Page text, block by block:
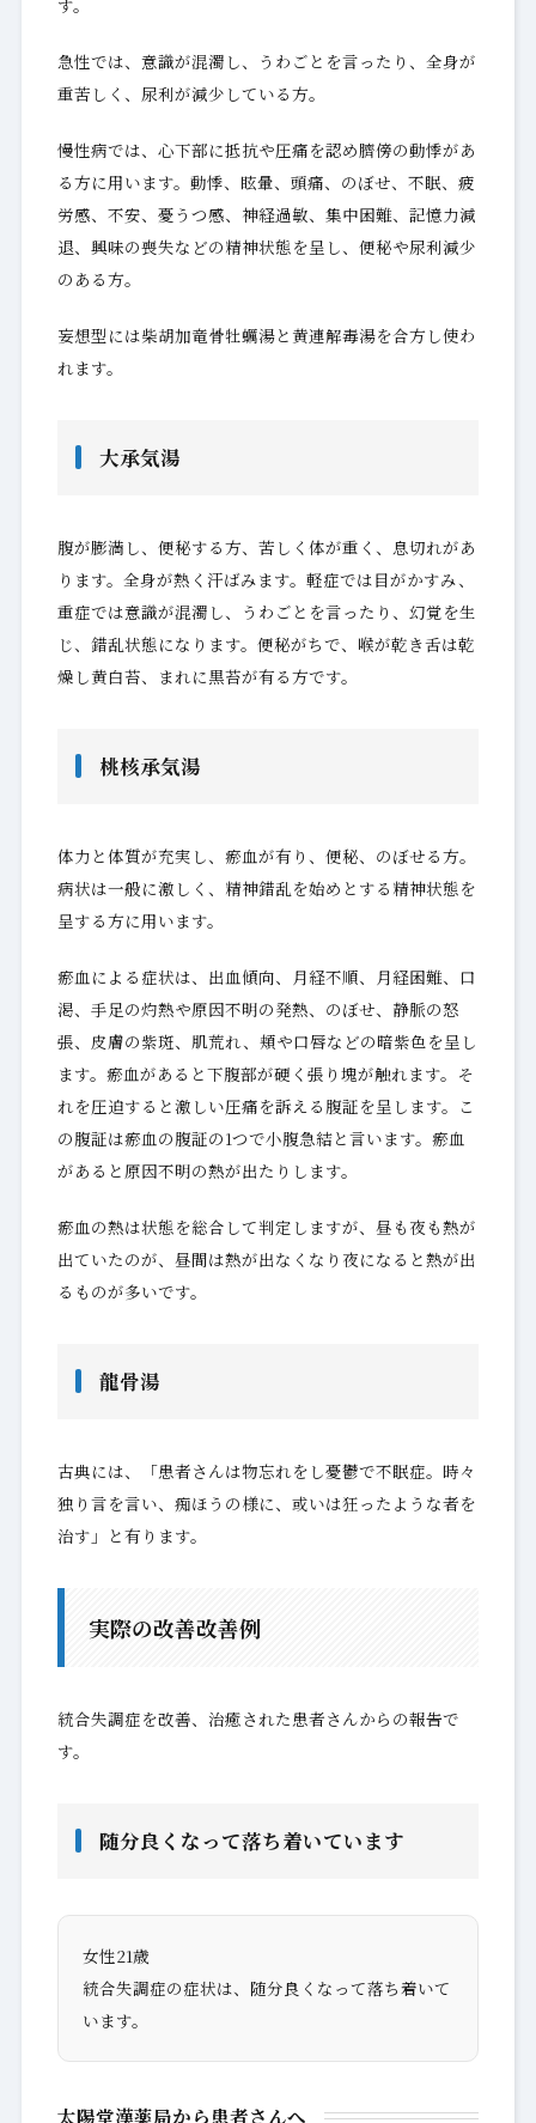
急性では、意識が混濁し、うわごとを言ったり、全身が
重苦しく、尿利が減少している方。
慢性病では、心下部に抵抗や圧痛を認め臍傍の動悸があ
る方に用います。動悸、眩暈、頭痛、のぼせ、不眠、疲
労感、不安、憂うつ感、神経過敏、集中困難、記憶力減
退、興味の喪失などの精神状態を呈し、便秘や尿利減少
のある方。
妄想型には柴胡加竜骨牡蠣湯と黄連解毒湯を合方し使わ
れます。
大承気湯
腹が膨満し、便秘する方、苦しく体が重く、息切れがあ
ります。全身が熱く汗ばみます。軽症では目がかすみ、
重症では意識が混濁し、うわごとを言ったり、幻覚を生
じ、錯乱状態になります。便秘がちで、喉が乾き舌は乾
燥し黄白苔、まれに黒苔が有る方です。
桃核承気湯
体力と体質が充実し、瘀血が有り、便秘、のぼせる方。
病状は一般に激しく、精神錯乱を始めとする精神状態を
呈する方に用います。
瘀血による症状は、出血傾向、月経不順、月経困難、口
渇、手足の灼熱や原因不明の発熱、のぼせ、静脈の怒
張、皮膚の紫斑、肌荒れ、頬や口唇などの暗紫色を呈し
ます。瘀血があると下腹部が硬く張り塊が触れます。そ
れを圧迫すると激しい圧痛を訴える腹証を呈します。こ
の腹証は瘀血の腹証の1つで小腹急結と言います。瘀血
があると原因不明の熱が出たりします。
瘀血の熱は状態を総合して判定しますが、昼も夜も熱が
出ていたのが、昼間は熱が出なくなり夜になると熱が出
るものが多いです。
龍骨湯
古典には、「患者さんは物忘れをし憂鬱で不眠症。時々
独り言を言い、痴ほうの様に、或いは狂ったような者を
治す」と有ります。
実際の改善改善例
統合失調症を改善、治癒された患者さんからの報告で
す。
随分良くなって落ち着いています
女性21歳
統合失調症の症状は、随分良くなって落ち着いて
います。
太陽堂漢薬局から患者さんへ